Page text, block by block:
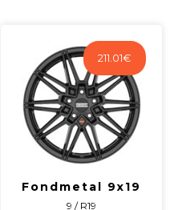
211.01€
Fondmetal 9x19
9 / R19